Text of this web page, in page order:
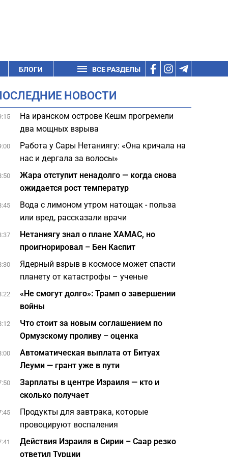
БЛОГИ ВСЕ РАЗДЕЛЫ
НОВОСТИ
На иранском острове Кешм прогремели
два мощных взрыва
Работа у Сары Нетаниягу: «Она кричала на
нас и дергала за волосы»
Жара отступит ненадолго — когда снова
ожидается рост температур
Вода с лимоном утром натощак - польза
или вред, рассказали врачи
Нетаниягу знал о плане ХАМАС, но
проигнорировал – Бен Каспит
Ядерный взрыв в космосе может спасти
планету от катастрофы – ученые
«Не смогут долго»: Трамп о завершении
войны
Что стоит за новым соглашением по
Ормузскому проливу – оценка
Автоматическая выплата от Битуах
Леуми — грант уже в пути
Зарплаты в центре Израиля — кто и
сколько получает
Продукты для завтрака, которые
провоцируют воспаления
Действия Израиля в Сирии – Саар резко
ответил Турции